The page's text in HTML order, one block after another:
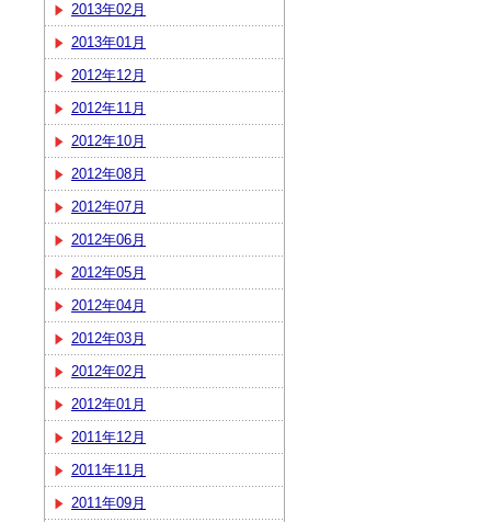
2013年02月
2013年01月
2012年12月
2012年11月
2012年10月
2012年08月
2012年07月
2012年06月
2012年05月
2012年04月
2012年03月
2012年02月
2012年01月
2011年12月
2011年11月
2011年09月